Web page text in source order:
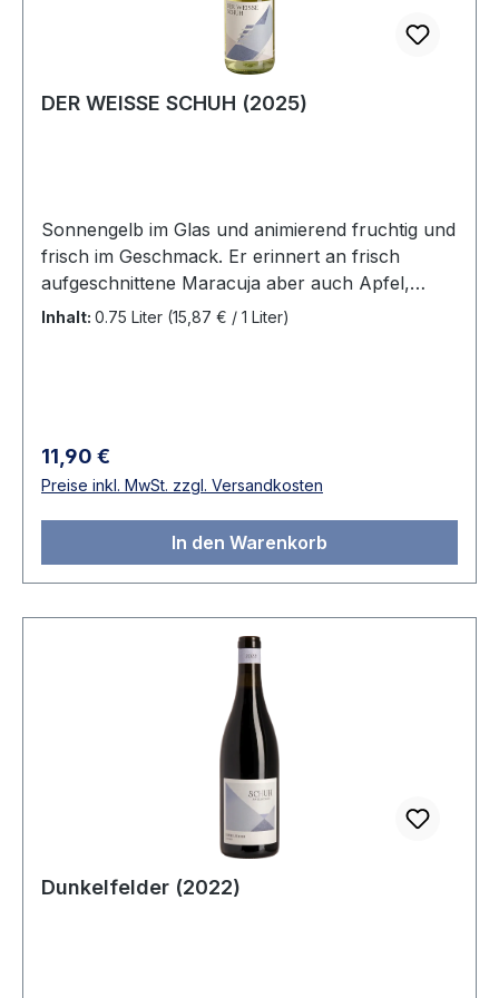
DER WEISSE SCHUH (2025)
Sonnengelb im Glas und animierend fruchtig und
frisch im Geschmack. Er erinnert an frisch
aufgeschnittene Maracuja aber auch Apfel,
Pfirsich und Honigmelone. Ein gut abgestimmtes
Picknick im Grünen.
Inhalt: 0.75 Liter (15,87 € / 1 Liter)
Regulärer Preis:
11,90 €
Preise inkl. MwSt. zzgl. Versandkosten
In den Warenkorb
Dunkelfelder (2022)